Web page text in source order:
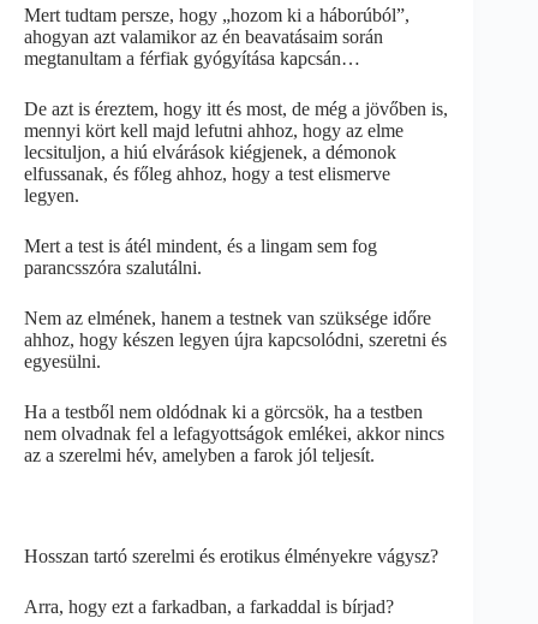
Mert tudtam persze, hogy „hozom ki a háborúból”,
ahogyan azt valamikor az én beavatásaim során
megtanultam a férfiak gyógyítása kapcsán…
De azt is éreztem, hogy itt és most, de még a jövőben is,
mennyi kört kell majd lefutni ahhoz, hogy az elme
lecsituljon, a hiú elvárások kiégjenek, a démonok
elfussanak, és főleg ahhoz, hogy a test elismerve
legyen.
Mert a test is átél mindent, és a lingam sem fog
parancsszóra szalutálni.
Nem az elmének, hanem a testnek van szüksége időre
ahhoz, hogy készen legyen újra kapcsolódni, szeretni és
egyesülni.
Ha a testből nem oldódnak ki a görcsök, ha a testben
nem olvadnak fel a lefagyottságok emlékei, akkor nincs
az a szerelmi hév, amelyben a farok jól teljesít.
Hosszan tartó szerelmi és erotikus élményekre vágysz?
Arra, hogy ezt a farkadban, a farkaddal is bírjad?